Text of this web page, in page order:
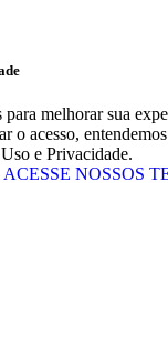
melhorar sua
o acesso,
e Privacidade.
ACESSE NOSSOS